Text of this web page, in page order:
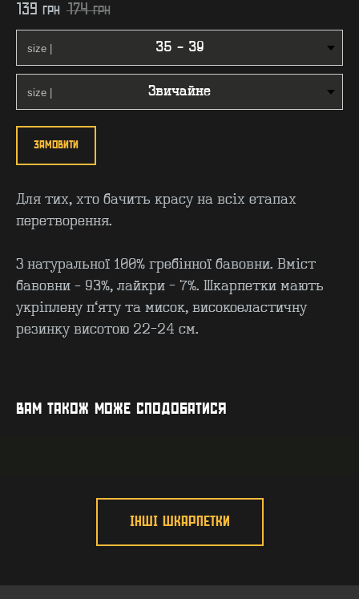
139 грн 174 грн
ЗАМОВИТИ
Для тих, хто бачить красу на всіх етапах
перетворення.
З натуральної 100% гребінної бавовни. Вміст
бавовни – 93%, лайкри - 7%. Шкарпетки мають
укріплену п’яту та мисок, високоеластичну
резинку висотою 22-24 см.
ВАМ ТАКОЖ МОЖЕ СПОДОБАТИСЯ
ІНШІ ШКАРПЕТКИ
ГУРТ - B2B
INSIDE